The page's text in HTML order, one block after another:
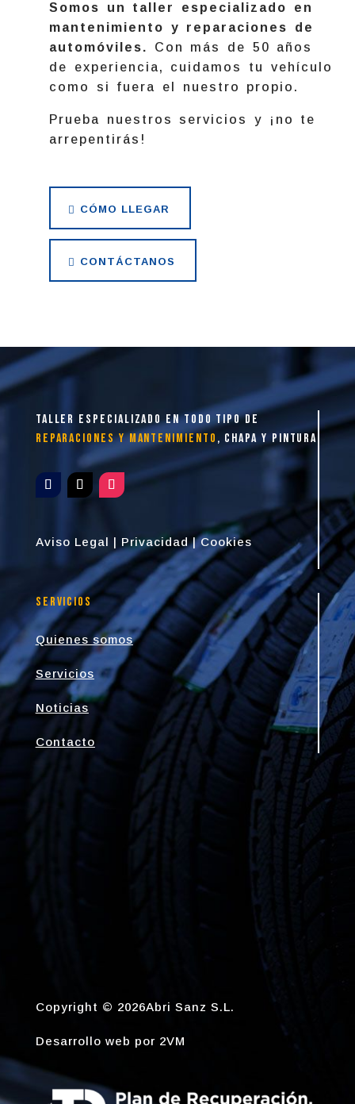
Somos un taller especializado en
mantenimiento y reparaciones de
automóviles. Con más de 50 años
de experiencia, cuidamos tu vehículo
como si fuera el nuestro propio.
Prueba nuestros servicios y ¡no te
arrepentirás!
CÓMO LLEGAR
CONTÁCTANOS
taller especializado en todo tipo de
reparaciones y mantenimiento , chapa y pintura
Aviso Legal Privacidad|Cookies
Servicios
Quienes somos
Servicios
Noticias
Contacto
Copyright © 2026Abri Sanz S.L.
Desarrollo web por 2VM